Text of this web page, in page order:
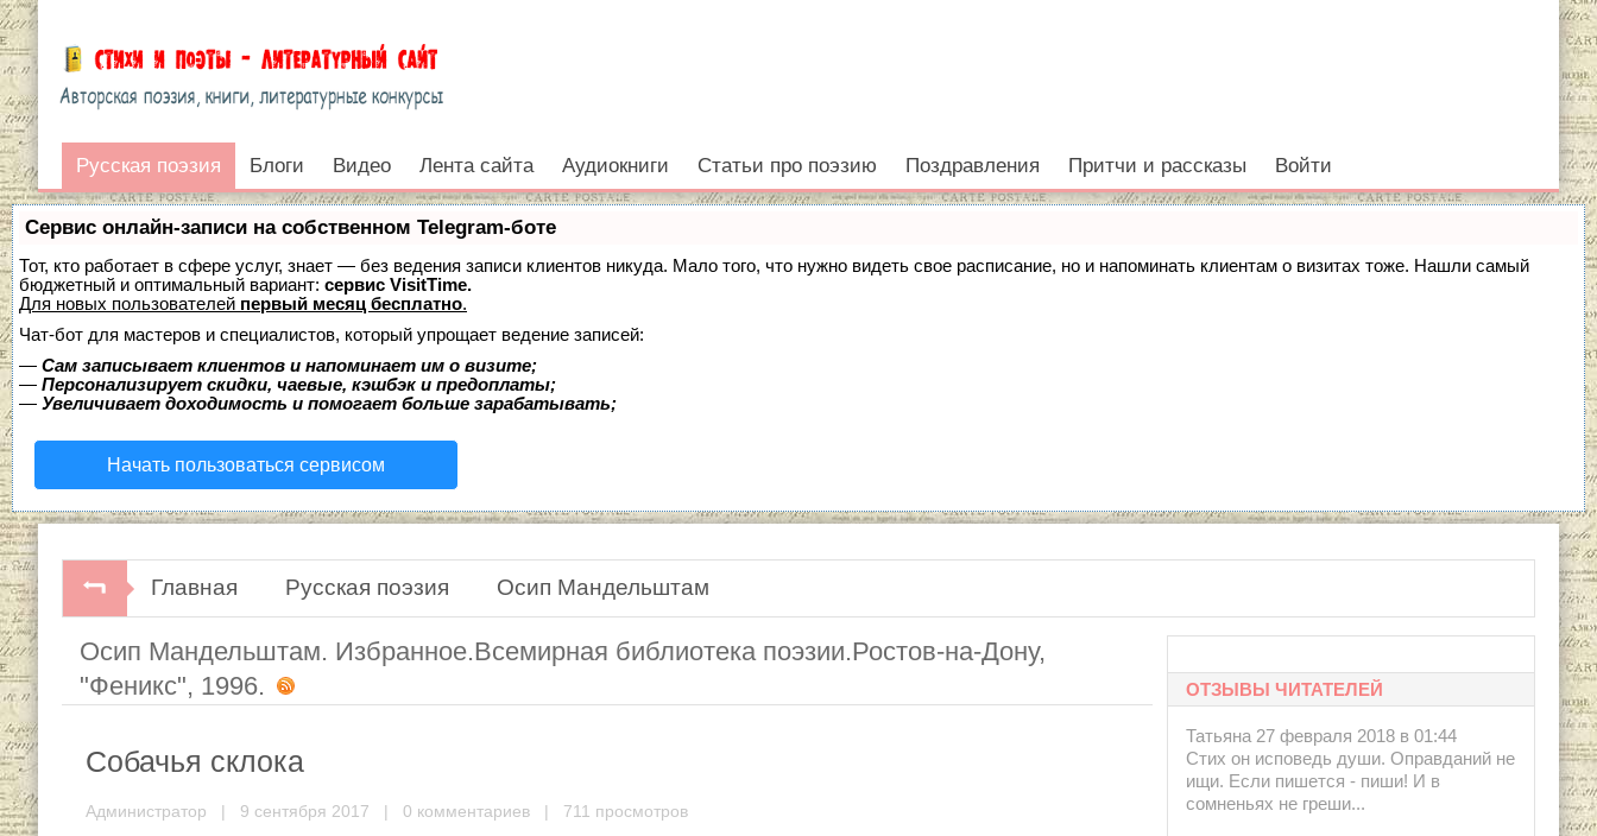
Русская поэзия
Войти
Русская поэзия Блоги Видео
Песни на стихи
Литература и книги
Сказки и колыбельные
Лента сайта Аудиокниги Статьи про поэзию Поздравления Притчи и рассказы Войти
Сервис онлайн-записи на собственном Telegram-боте
Тот, кто работает в сфере услуг, знает — без ведения записи клиентов никуда. Мало того, что нужно видеть свое расписание, но и напоминать клиентам о визитах тоже. Нашли самый
бюджетный и оптимальный вариант: сервис VisitTime.
Для новых пользователей первый месяц бесплатно.
Чат-бот для мастеров и специалистов, который упрощает ведение записей:
— Сам записывает клиентов и напоминает им о визите;
— Персонализирует скидки, чаевые, кэшбэк и предоплаты;
— Увеличивает доходимость и помогает больше зарабатывать;
Начать пользоваться сервисом
Главная Русская поэзия Осип Мандельштам
Осип Мандельштам. Избранное.Всемирная библиотека поэзии.Ростов-на-Дону,
"Феникс", 1996.
Собачья склока
Администратор | 9 сентября 2017 | 0 комментариев | 711 просмотров
ОТЗЫВЫ ЧИТАТЕЛЕЙ
Татьяна 27 февраля 2018 в 01:44
Стих он исповедь души. Оправданий не
ищи. Если пишется - пиши! И в
сомненьях не греши...